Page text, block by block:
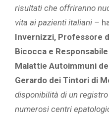
risultati che offriranno
vita ai pazienti italiani –
Invernizzi, Professore
Bicocca e
Malattie Autoimmuni
Gerardo dei Tintori di
disponibilità di un
numerosi centri